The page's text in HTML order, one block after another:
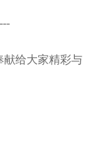
献给大家精彩与